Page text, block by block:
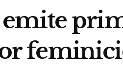
emite